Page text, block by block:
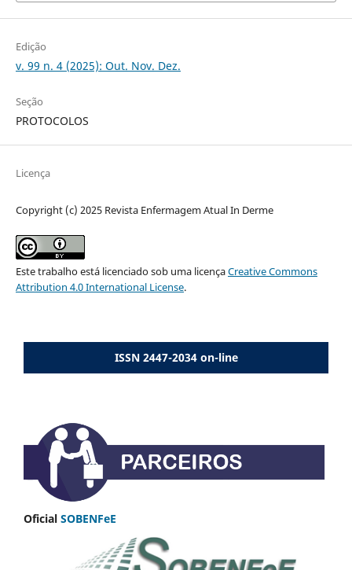
Edição
v. 99 n. 4 (2025): Out. Nov. Dez.
Seção
PROTOCOLOS
Licença
Copyright (c) 2025 Revista Enfermagem Atual In Derme
Este trabalho está licenciado sob uma licençaCreative Commons
Attribution 4.0 International License.
ISSN 2447-2034 on-line
Oficial SOBENFeE